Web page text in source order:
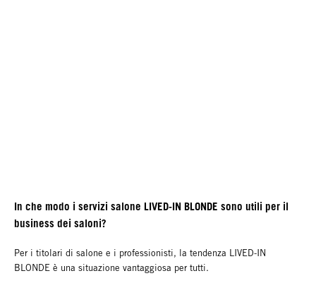
In che modo i servizi salone LIVED-IN BLONDE sono utili per il
business dei saloni?
Per i titolari di salone e i professionisti, la tendenza LIVED-IN
BLONDE è una situazione vantaggiosa per tutti.